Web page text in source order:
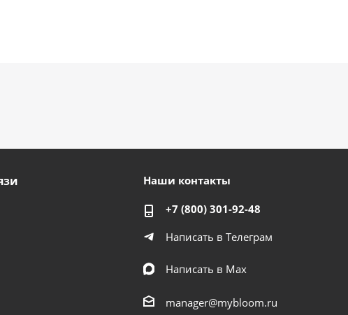
Наши контакты
+7 (800) 301-92-48
Написать в Телеграм
Написать в Мах
manager@mybloom.ru